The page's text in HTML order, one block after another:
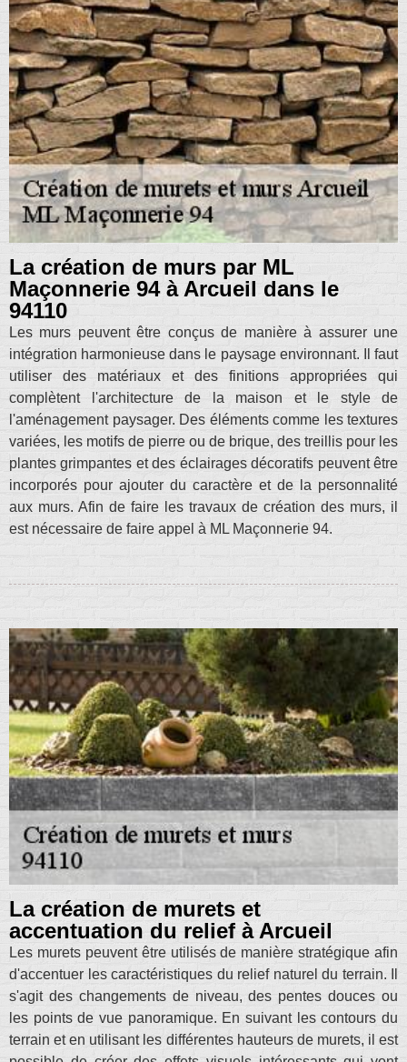
La création de murs par ML
Maçonnerie 94 à Arcueil dans le
94110
Les murs peuvent être conçus de manière à assurer une
intégration harmonieuse dans le paysage environnant. Il faut
utiliser des matériaux et des finitions appropriées qui
complètent l'architecture de la maison et le style de
l'aménagement paysager. Des éléments comme les textures
variées, les motifs de pierre ou de brique, des treillis pour les
plantes grimpantes et des éclairages décoratifs peuvent être
incorporés pour ajouter du caractère et de la personnalité
aux murs. Afin de faire les travaux de création des murs, il
est nécessaire de faire appel à ML Maçonnerie 94.
La création de murets et
accentuation du relief à Arcueil
Les murets peuvent être utilisés de manière stratégique afin
d'accentuer les caractéristiques du relief naturel du terrain. Il
s'agit des changements de niveau, des pentes douces ou
les points de vue panoramique. En suivant les contours du
terrain et en utilisant les différentes hauteurs de murets, il est